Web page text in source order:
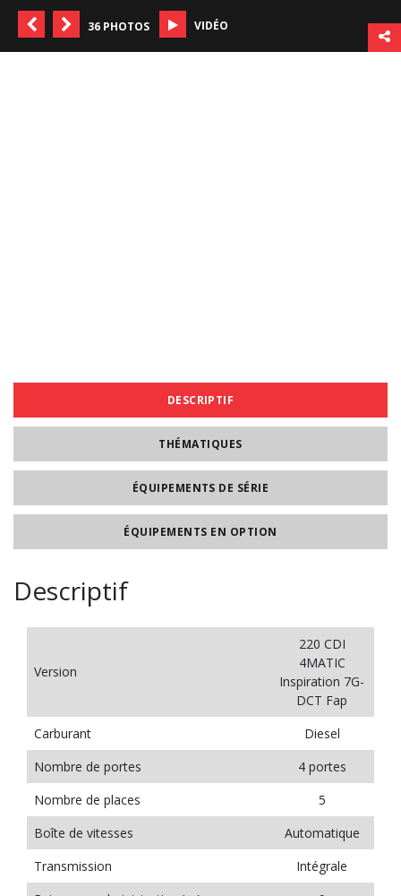
36 PHOTOS VIDÉO
DESCRIPTIF
THÉMATIQUES
ÉQUIPEMENTS DE SÉRIE
ÉQUIPEMENTS EN OPTION
Descriptif
Version
220 CDI
4MATIC
Inspiration 7G-
DCT Fap
Carburant
Diesel
Nombre de portes
4 portes
Nombre de places
5
Boîte de vitesses
Automatique
Transmission
Intégrale